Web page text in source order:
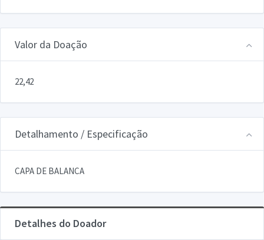
Valor da Doação
22,42
Detalhamento / Especificação
CAPA DE BALANCA
Detalhes do Doador